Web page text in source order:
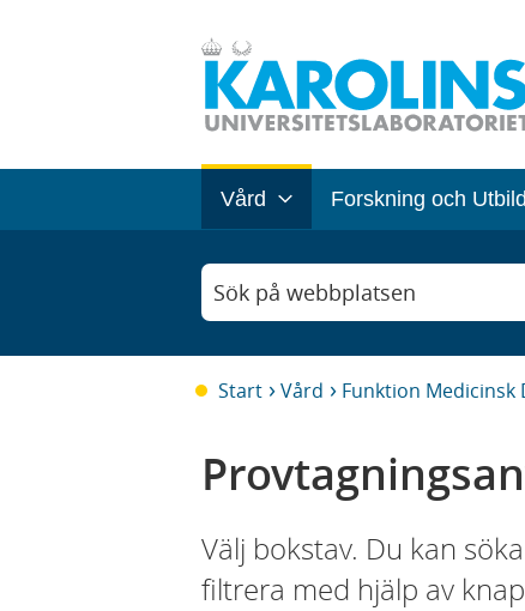
Vård Forskning och
Sök på webbplatsen
Start Vård Funktion Medicinsk
Välj bokstav. Du kan
filtrera med hjälp av